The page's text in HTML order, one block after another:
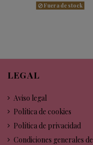
Fuera de stock
LEGAL
Aviso legal
Política de cookies
Política de privacidad
Condiciones generales de